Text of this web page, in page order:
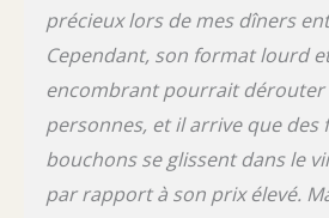
précieux lors de mes dîners
Cependant, son format lourd
encombrant pourrait dérouter
personnes, et il arrive que des
bouchons se glissent dans le
par rapport à son prix élevé.